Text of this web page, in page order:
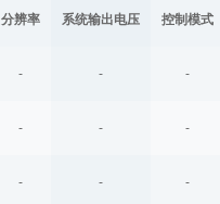
分辨率 系统输出电压 控制模式
- - -
- - -
- - -